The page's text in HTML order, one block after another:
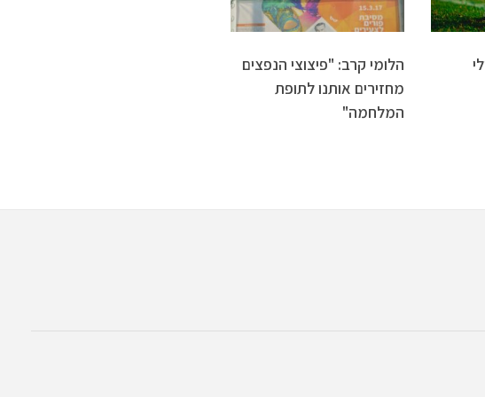
הלומי קרב: "פיצוצי הנפצים
מחזירים אותנו לתופת
המלחמה"